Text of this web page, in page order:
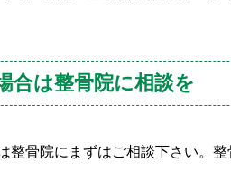
合は整骨院に相談を
骨院にまずはご相談下さい。